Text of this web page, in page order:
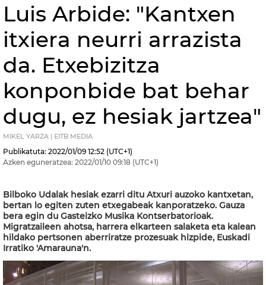
Luis Arbide: "Kantxen
itxiera neurri arrazista
da. Etxebizitza
konponbide bat behar
dugu, ez hesiak jartzea"
MIKEL YARZA | EITB MEDIA
Publikatuta: 2022/01/09 12:52 (UTC+1)
Azken eguneratzea: 2022/01/10 09:18 (UTC+1)
Bilboko Udalak hesiak ezarri ditu Atxuri auzoko kantxetan,
bertan lo egiten zuten etxegabeak kanporatzeko. Gauza
bera egin du Gasteizko Musika Kontserbatorioak.
Migratzaileen ahotsa, harrera elkarteen salaketa eta kalean
hildako pertsonen aberriratze prozesuak hizpide, Euskadi
Irratiko 'Amarauna'n.